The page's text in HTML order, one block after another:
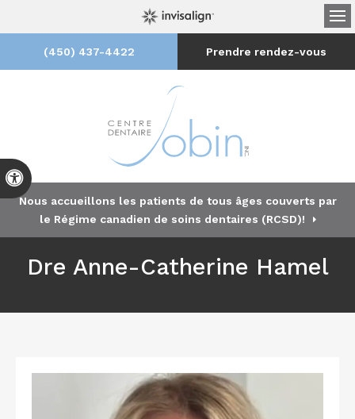
Version accessible
(450) 437-4422 Prendre rendez-vous
Nous accueillons les patients de tous âges couverts par
le Régime canadien de soins dentaires (RCSD)!
Dre Anne-Catherine Hamel